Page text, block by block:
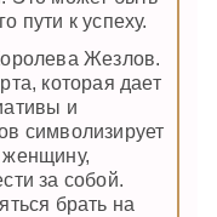
пути к успеху.
Жезлов.
которая дает
и
символизирует
женщину,
за собой.
брать на